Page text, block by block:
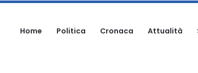
Home Politica Cronaca Attualità